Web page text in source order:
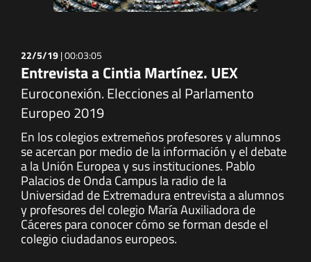
22/5/19|00:03:05
Entrevista a Cintia Martínez. UEX
Euroconexión. Elecciones al Parlamento
Europeo 2019
En los colegios extremeños profesores y alumnos
se acercan por medio de la información y el debate
a la Unión Europea y sus instituciones. Pablo
Palacios de Onda Campus la radio de la
Universidad de Extremadura entrevista a alumnos
y profesores del colegio María Auxiliadora de
Cáceres para conocer cómo se forman desde el
colegio ciudadanos europeos.